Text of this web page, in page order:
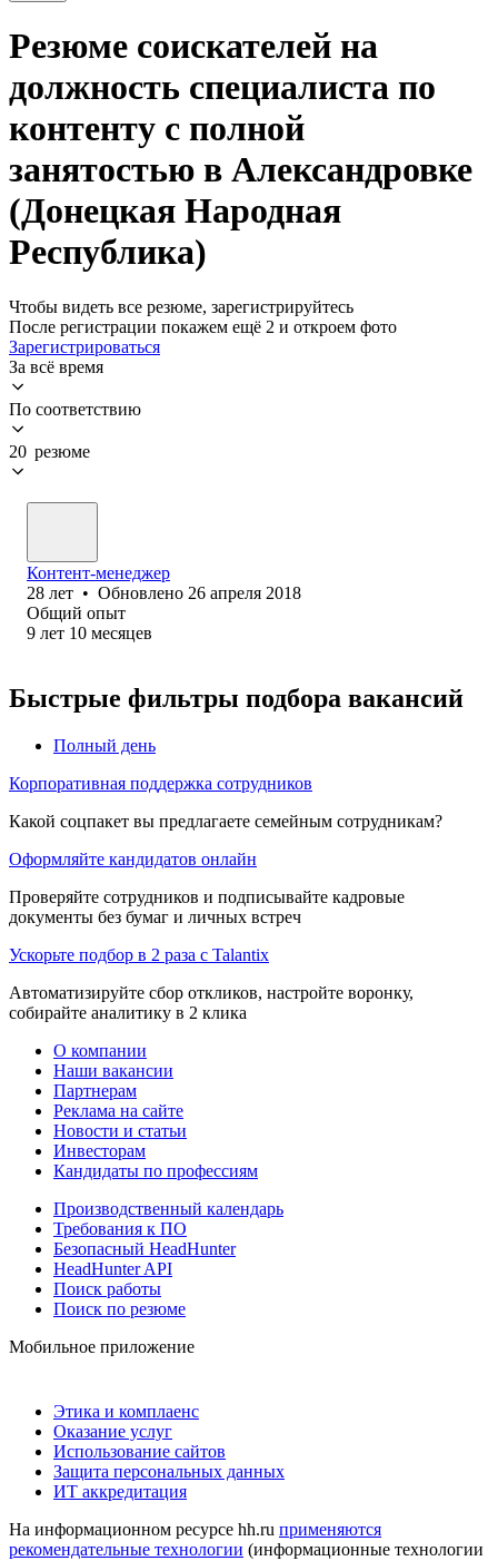
Резюме соискателей на
должность специалиста по
контенту с полной
занятостью в Александровке
(Донецкая Народная
Республика)
Чтобы видеть все резюме, зарегистрируйтесь
После регистрации покажем ещё 2 и откроем фото
Зарегистрироваться
За всё время
По соответствию
20 резюме
Контент-менеджер
28 лет • Обновлено 26 апреля 2018
Общий опыт
9 лет 10 месяцев
Быстрые фильтры подбора вакансий
Полный день
Корпоративная поддержка сотрудников
Какой соцпакет вы предлагаете семейным сотрудникам?
Оформляйте кандидатов онлайн
Проверяйте сотрудников и подписывайте кадровые
документы без бумаг и личных встреч
Ускорьте подбор в 2 раза с Talantix
Автоматизируйте сбор откликов, настройте воронку,
собирайте аналитику в 2 клика
О компании
Наши вакансии
Партнерам
Реклама на сайте
Новости и статьи
Инвесторам
Кандидаты по профессиям
Производственный календарь
Требования к ПО
Безопасный HeadHunter
HeadHunter API
Поиск работы
Поиск по резюме
Мобильное приложение
Этика и комплаенс
Оказание услуг
Использование сайтов
Защита персональных данных
ИТ аккредитация
На информационном ресурсе hh.ru применяются
рекомендательные технологии (информационные технологии